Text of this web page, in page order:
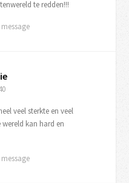
te redden!!!
veel sterkte en veel
kan hard en